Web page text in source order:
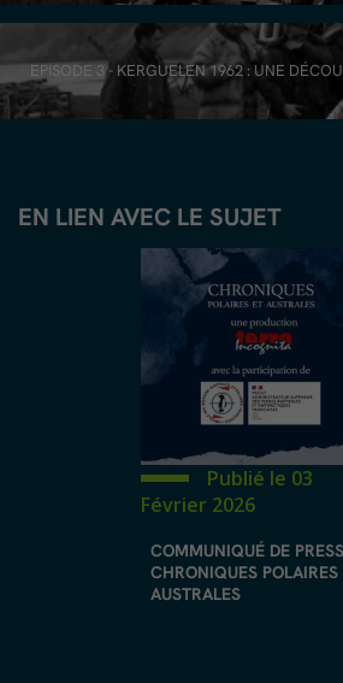
EPISODE 3 - KERGUELEN 1962 : UNE
EN LIEN AVEC LE SUJET
Publié le 03
Février 2026
COMMUNIQUÉ DE
CHRONIQUES POLAIRES
AUSTRALES